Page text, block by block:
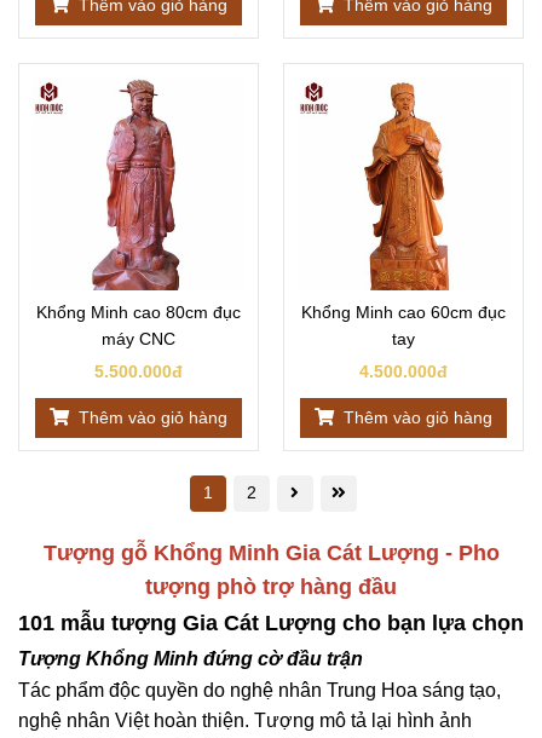
Thêm vào giỏ hàng Thêm vào giỏ hàng
Khổng Minh cao 80cm đục
máy CNC
5.500.000đ
Thêm vào giỏ hàng
Khổng Minh cao 60cm đục
tay
4.500.000đ
Thêm vào giỏ hàng
1 2
Tượng gỗ Khổng Minh Gia Cát Lượng - Pho
tượng phò trợ hàng đầu
101 mẫu tượng Gia Cát Lượng cho bạn lựa chọn
Tượng Khổng Minh đứng cờ đầu trận
Tác phẩm độc quyền do nghệ nhân Trung Hoa sáng tạo,
nghệ nhân Việt hoàn thiện. Tượng mô tả lại hình ảnh